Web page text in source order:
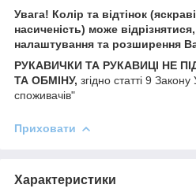
Увага! Колір та відтінок
насиченість) може
налаштування та розширення
РУКАВИЧКИ ТА РУКАВИЦІ НЕ
ТА ОБМІНУ, згідно статті 9
споживачів"
Приховати
Характеристики